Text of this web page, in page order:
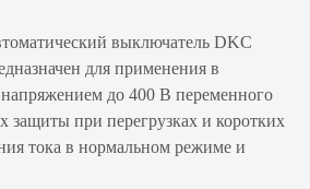
выключатель DKC
для применения в
напряжением до 400 В переменного
защиты при перегрузках и коротких
тока в нормальном режиме и